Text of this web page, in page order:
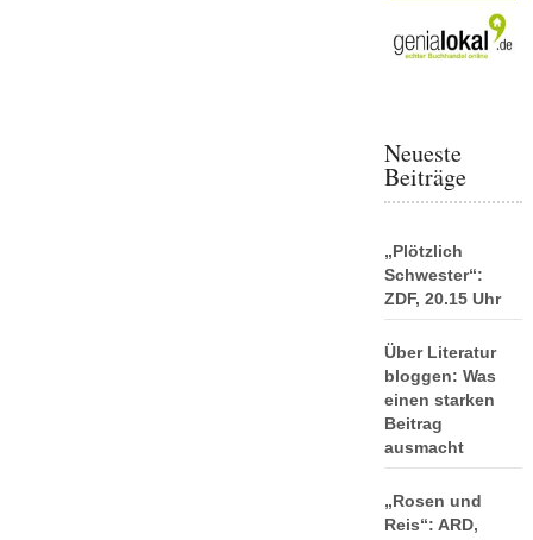
Neueste
Beiträge
„Plötzlich
Schwester“:
ZDF, 20.15 Uhr
Über Literatur
bloggen: Was
einen starken
Beitrag
ausmacht
„Rosen und
Reis“: ARD,